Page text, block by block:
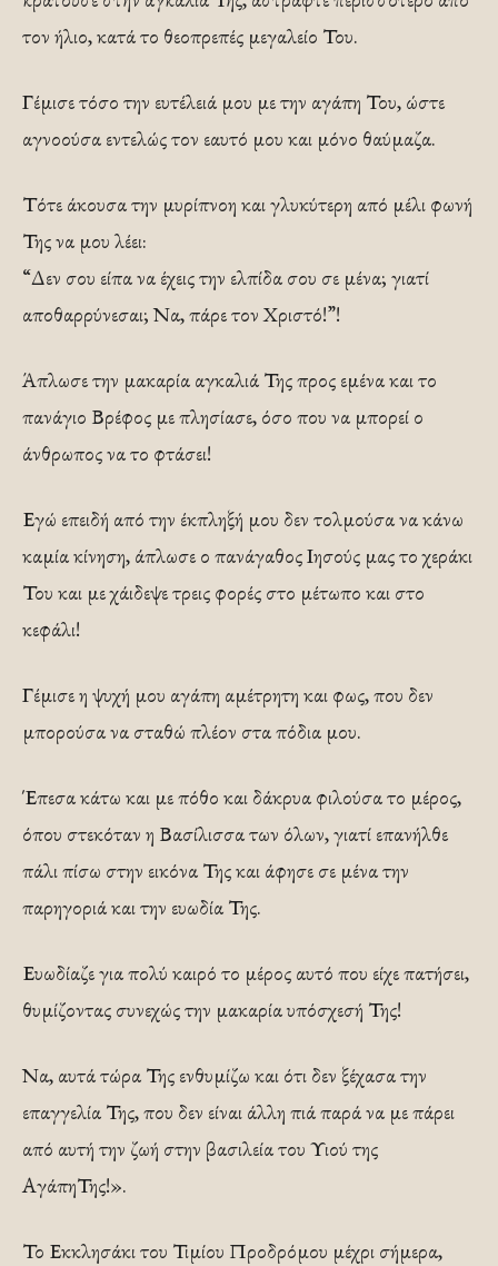
τον ήλιο, κατά το θεοπρεπές μεγαλείο Του.
Γέμισε τόσο την ευτέλειά μου με την αγάπη Του, ώστε
αγνοούσα εντελώς τον εαυτό μου και μόνο θαύμαζα.
Τότε άκουσα την μυρίπνοη και γλυκύτερη από μέλι φωνή
Της να μου λέει:
“Δεν σου είπα να έχεις την ελπίδα σου σε μένα; γιατί
αποθαρρύνεσαι; Να, πάρε τον Χριστό!”!
Άπλωσε την μακαρία αγκαλιά Της προς εμένα και το
πανάγιο Βρέφος με πλησίασε, όσο που να μπορεί ο
άνθρωπος να το φτάσει!
Εγώ επειδή από την έκπληξή μου δεν τολμούσα να κάνω
καμία κίνηση, άπλωσε ο πανάγαθος Ιησούς μας το χεράκι
Του και με χάιδεψε τρεις φορές στο μέτωπο και στο
κεφάλι!
Γέμισε η ψυχή μου αγάπη αμέτρητη και φως, που δεν
μπορούσα να σταθώ πλέον στα πόδια μου.
Έπεσα κάτω και με πόθο και δάκρυα φιλούσα το μέρος,
όπου στεκόταν η Βασίλισσα των όλων, γιατί επανήλθε
πάλι πίσω στην εικόνα Της και άφησε σε μένα την
παρηγοριά και την ευωδία Της.
Ευωδίαζε για πολύ καιρό το μέρος αυτό που είχε πατήσει,
θυμίζοντας συνεχώς την μακαρία υπόσχεσή Της!
Να, αυτά τώρα Της ενθυμίζω και ότι δεν ξέχασα την
επαγγελία Της, που δεν είναι άλλη πιά παρά να με πάρει
από αυτή την ζωή στην βασιλεία του Υιού της
ΑγάπηΤης!».
Το Εκκλησάκι του Τιμίου Προδρόμου μέχρι σήμερα,